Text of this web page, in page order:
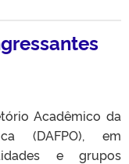
Acadêmico da
(DAFPO), em
e grupos